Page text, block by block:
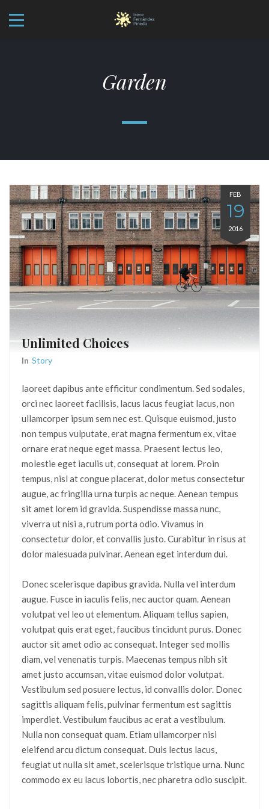
Garden
FEB
19
2016
Unlimited Choices
In Story
laoreet dapibus ante efficitur condimentum. Sed sodales,
orci nec laoreet facilisis, lacus lacus feugiat lacus, non
ullamcorper ipsum sem nec est. Quisque euismod, justo
non tempus vulputate, erat magna fermentum ex, vitae
ornare erat neque eget massa. Praesent lectus leo,
molestie eget iaculis ut, consequat at lorem. Proin
tempus, nisl at congue placerat, dolor metus consectetur
augue, ac fringilla urna turpis ac neque. Aenean tempus
sit amet lorem id gravida. Suspendisse massa nunc,
viverra ut nisi a, rutrum porta odio. Vivamus in
consectetur dolor, et convallis justo. Curabitur in risus at
dolor malesuada pulvinar. Aenean eget interdum dui.
Donec scelerisque dapibus gravida. Nulla vel interdum
augue. Fusce in iaculis felis, nec auctor quam. Aenean
volutpat vel leo ut elementum. Aliquam tellus sapien,
volutpat quis erat eget, faucibus tincidunt purus. Donec
auctor sit amet odio ac consequat. Integer sed mollis
diam, vel venenatis turpis. Maecenas tempus nibh sit
amet justo accumsan, vitae euismod dolor volutpat.
Vestibulum sed posuere lectus, id convallis dolor. Donec
sagittis aliquam felis, pulvinar fermentum est sagittis
imperdiet. Vestibulum faucibus ac erat a vestibulum.
Nulla non consequat quam. Etiam ullamcorper nisi
eleifend arcu dictum consequat. Duis lectus lacus,
feugiat ut nulla sit amet, scelerisque tristique urna. Nunc
commodo ex eu lacus lobortis, nec pharetra odio suscipit.